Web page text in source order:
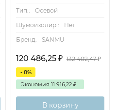
Тип.:
Осевой
Шумоизолир.:
Нет
Бренд:
SANMU
120 486,25 ₽ 132 402,47₽
- 8%
Экономия 11 916,22 ₽
В корзину